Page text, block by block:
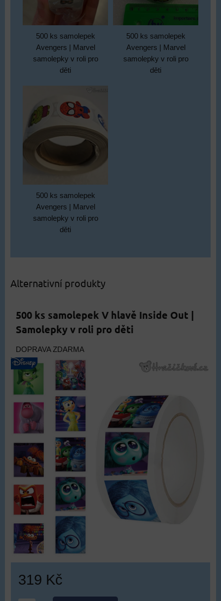
500 ks samolepek
Avengers | Marvel
samolepky v roli pro
děti
500 ks samolepek
Avengers | Marvel
samolepky v roli pro
děti
500 ks samolepek
Avengers | Marvel
samolepky v roli pro
děti
Alternativní produkty
500 ks samolepek V hlavě Inside Out |
Samolepky v roli pro děti
DOPRAVA ZDARMA
319 Kč